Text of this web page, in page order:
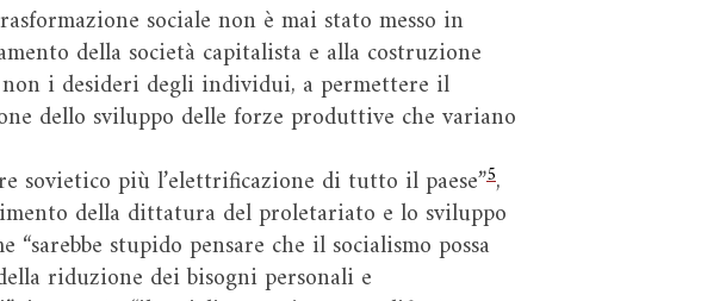
sociale non è mai stato messo in
della società capitalista e alla costruzione
i desideri degli individui, a permettere il
dello sviluppo delle forze produttive che variano
sovietico più l’elettrificazione di tutto il paese”5,
della dittatura del proletariato e lo sviluppo
stupido pensare che il socialismo possa
riduzione dei bisogni personali e